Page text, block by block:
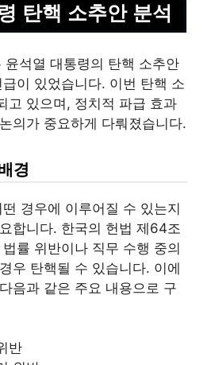
탄핵 소추안 분석
석열 대통령의 탄핵 소추안
이 있었습니다. 이번 탄핵 소
고 있으며, 정치적 파급 효과
의가 중요하게 다뤄졌습니다.
경
경우에 이루어질 수 있는지
합니다. 한국의 헌법 제64조
률 위반이나 직무 수행 중의
우 탄핵될 수 있습니다. 이에
음과 같은 주요 내용으로 구
반